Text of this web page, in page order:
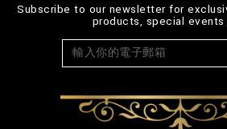
Subscribe to our newsletter for
products, special events